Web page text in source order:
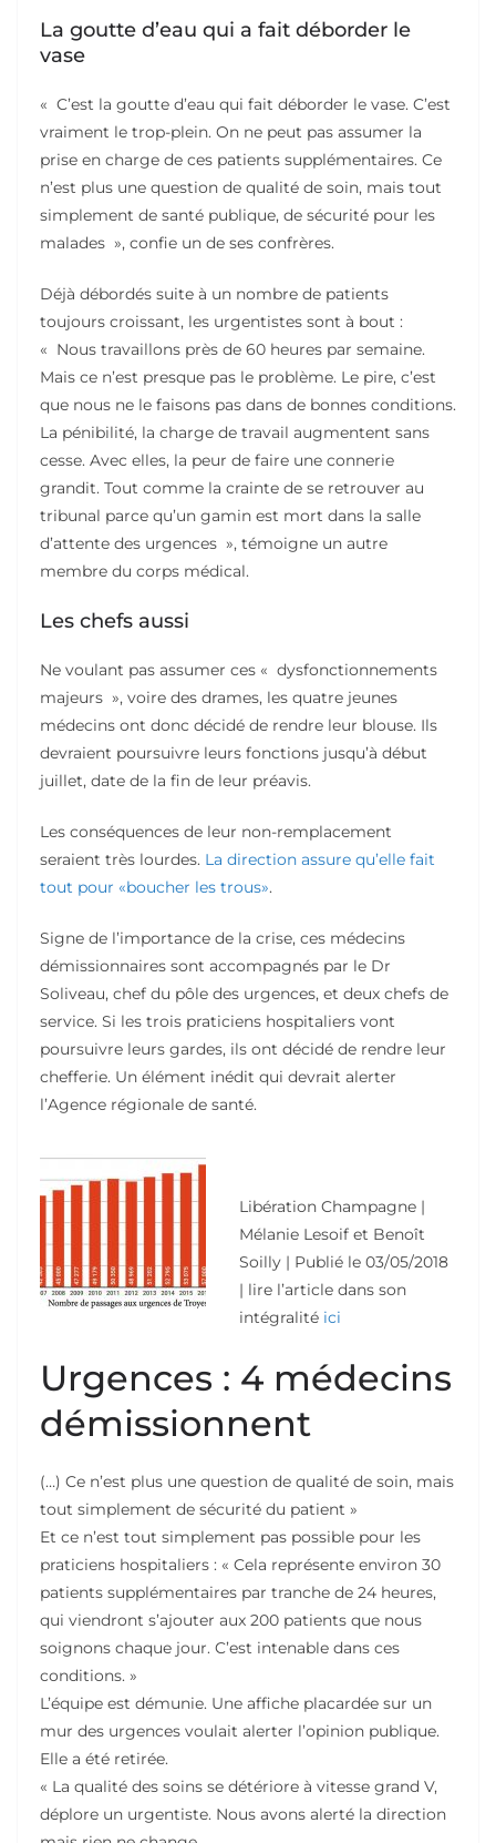
La goutte d’eau qui a fait déborder le
vase
« C’est la goutte d’eau qui fait déborder le vase. C’est
vraiment le trop-plein. On ne peut pas assumer la
prise en charge de ces patients supplémentaires. Ce
n’est plus une question de qualité de soin, mais tout
simplement de santé publique, de sécurité pour les
malades », confie un de ses confrères.
Déjà débordés suite à un nombre de patients
toujours croissant, les urgentistes sont à bout :
« Nous travaillons près de 60 heures par semaine.
Mais ce n’est presque pas le problème. Le pire, c’est
que nous ne le faisons pas dans de bonnes conditions.
La pénibilité, la charge de travail augmentent sans
cesse. Avec elles, la peur de faire une connerie
grandit. Tout comme la crainte de se retrouver au
tribunal parce qu’un gamin est mort dans la salle
d’attente des urgences », témoigne un autre
membre du corps médical.
Les chefs aussi
Ne voulant pas assumer ces « dysfonctionnements
majeurs », voire des drames, les quatre jeunes
médecins ont donc décidé de rendre leur blouse. Ils
devraient poursuivre leurs fonctions jusqu’à début
juillet, date de la fin de leur préavis.
Les conséquences de leur non-remplacement
seraient très lourdes. La direction assure qu’elle fait
tout pour «boucher les trous».
Signe de l’importance de la crise, ces médecins
démissionnaires sont accompagnés par le Dr
Soliveau, chef du pôle des urgences, et deux chefs de
service. Si les trois praticiens hospitaliers vont
poursuivre leurs gardes, ils ont décidé de rendre leur
chefferie. Un élément inédit qui devrait alerter
l’Agence régionale de santé.
Libération Champagne |
Mélanie Lesoif et Benoît
Soilly | Publié le 03/05/2018
| lire l’article dans son
intégralité ici
Urgences : 4 médecins
démissionnent
(…) Ce n’est plus une question de qualité de soin, mais
tout simplement de sécurité du patient »
Et ce n’est tout simplement pas possible pour les
praticiens hospitaliers : « Cela représente environ 30
patients supplémentaires par tranche de 24 heures,
qui viendront s’ajouter aux 200 patients que nous
soignons chaque jour. C’est intenable dans ces
conditions. »
L’équipe est démunie. Une affiche placardée sur un
mur des urgences voulait alerter l’opinion publique.
Elle a été retirée.
« La qualité des soins se détériore à vitesse grand V,
déplore un urgentiste. Nous avons alerté la direction